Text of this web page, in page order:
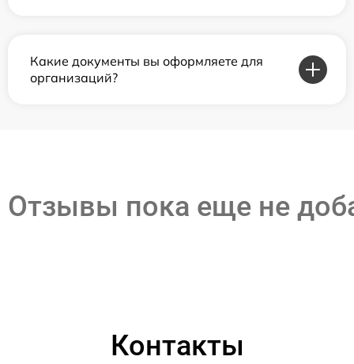
Какие документы вы оформляете для
организаций?
Отзывы пока еще не
Контакты